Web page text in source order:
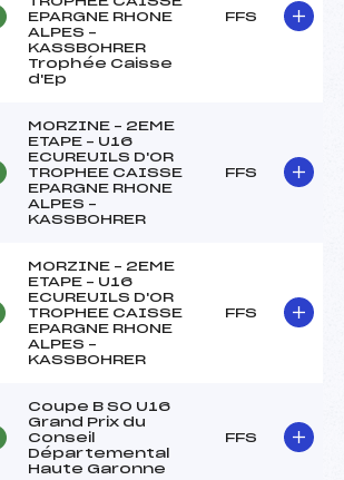
EPARGNE RHONE
ALPES –
KASSBOHRER
Trophée Caisse
d'Ep
FFS
MORZINE – 2EME
ETAPE – U16
ECUREUILS D'OR
TROPHEE CAISSE
EPARGNE RHONE
ALPES –
KASSBOHRER
FFS
MORZINE – 2EME
ETAPE – U16
ECUREUILS D'OR
TROPHEE CAISSE
EPARGNE RHONE
ALPES –
KASSBOHRER
FFS
Coupe B SO U16
Grand Prix du
Conseil
Départemental
Haute Garonne
FFS